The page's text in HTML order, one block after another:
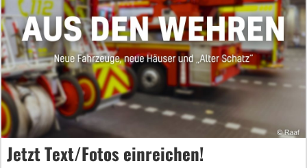
Jetzt Text/Fotos einreichen!